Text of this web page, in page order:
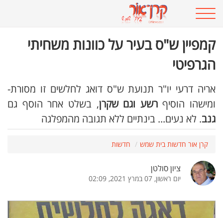
קמפיין ש"ס בעיר על כוונות משחיתי
הגרפיטי
אריה דרעי יו"ר תנועת ש"ס דואג לחלשים זו מסורת-
ומישהו הוסיףרשע וגם שקרן, בשלט אחר הוסף גם
גנב. לא נעים... בינתיים ללא תגובה מהמפלגה
קרן אור חדשות בית שמש חדשות
ציון סולטן
יום ראשון, 07 במרץ 2021, 02:09